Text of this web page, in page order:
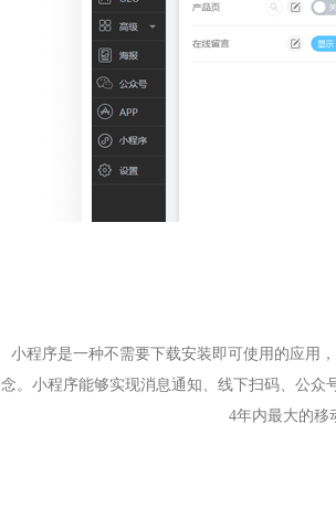
小程序是一种不需要下载安装即可使用的应用
念。小程序能够实现消息通知、线下扫码、公
4年内最大的移